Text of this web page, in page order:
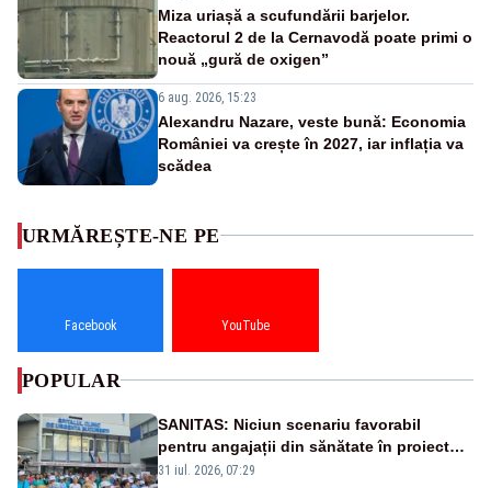
Miza uriașă a scufundării barjelor.
Reactorul 2 de la Cernavodă poate primi o
nouă „gură de oxigen”
6 aug. 2026, 15:23
Alexandru Nazare, veste bună: Economia
României va crește în 2027, iar inflația va
scădea
URMĂREȘTE-NE PE
Facebook YouTube
POPULAR
SANITAS: Niciun scenariu favorabil
pentru angajații din sănătate în proiectul
Legii salarizării
31 iul. 2026, 07:29